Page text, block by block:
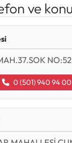
ve
NO:52
0 (501) 940 94 00